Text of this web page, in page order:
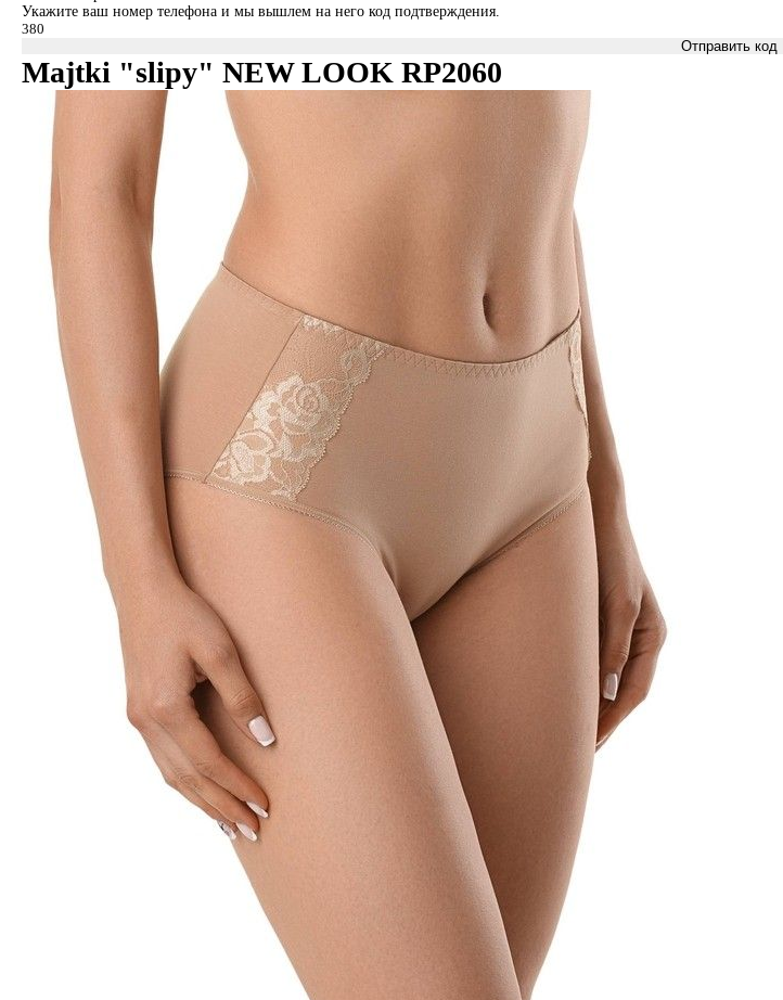
Укажите ваш номер телефона и мы вышлем на него код подтверждения.
Отправить код
Majtki "slipy" NEW LOOK RP2060